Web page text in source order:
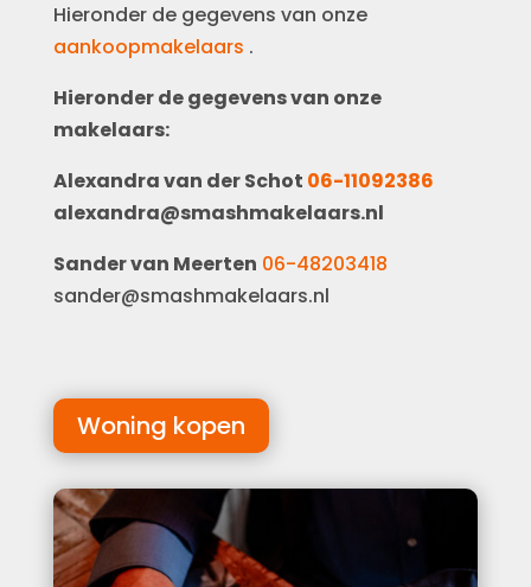
Hieronder de gegevens van onze
aankoopmakelaars .
Hieronder de gegevens van onze
makelaars:
Alexandra van der Schot 06-11092386
alexandra@smashmakelaars.nl
Sander van Meerten 06-48203418
sander@smashmakelaars.nl
Woning kopen